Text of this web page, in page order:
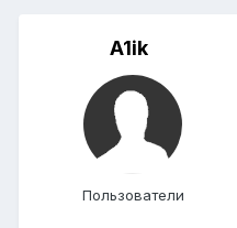
A1ik
Пользователи